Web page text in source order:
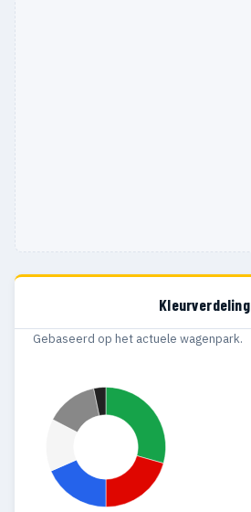
Kleurverdeling
Gebaseerd op het actuele wagenpark.